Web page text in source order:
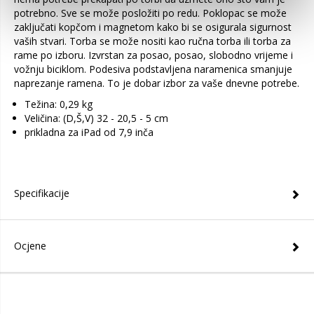
potrebno. Sve se može posložiti po redu. Poklopac se može
zaključati kopčom i magnetom kako bi se osigurala sigurnost
vaših stvari. Torba se može nositi kao ručna torba ili torba za
rame po izboru. Izvrstan za posao, posao, slobodno vrijeme i
vožnju biciklom. Podesiva podstavljena naramenica smanjuje
naprezanje ramena. To je dobar izbor za vaše dnevne potrebe.
Težina: 0,29 kg
Veličina: (D,Š,V) 32 - 20,5 - 5 cm
prikladna za iPad od 7,9 inča
Specifikacije
Ocjene